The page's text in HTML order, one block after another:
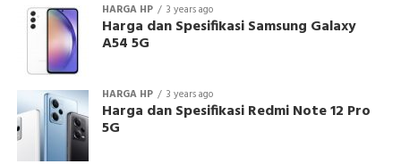
HARGA HP 3 years ago
Harga dan Spesifikasi Samsung Galaxy
A54 5G
HARGA HP 3 years ago
Harga dan Spesifikasi Redmi Note 12 Pro
5G